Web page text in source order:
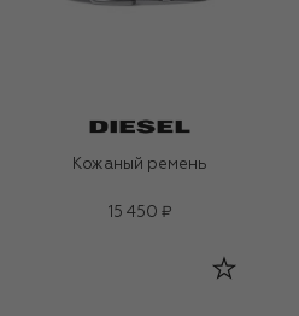
Кожаный ремень
15 450 ₽